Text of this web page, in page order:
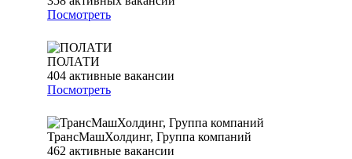
Посмотреть
ПОЛАТИ
404 активные вакансии
Посмотреть
ТрансМашХолдинг, Группа компаний
462 активные вакансии